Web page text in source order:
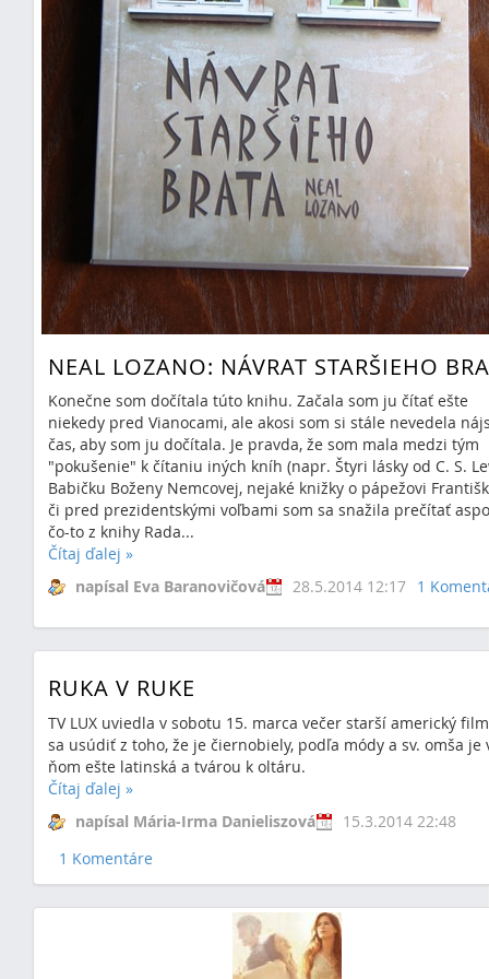
NEAL LOZANO: NÁVRAT STARŠIEHO
Konečne som dočítala túto knihu. Začala som ju čítať ešte
niekedy pred Vianocami, ale akosi som si stále nevedela
čas, aby som ju dočítala. Je pravda, že som mala medzi tým
"pokušenie" k čítaniu iných kníh (napr. Štyri lásky od C. S.
Babičku Boženy Nemcovej, nejaké knižky o pápežovi
či pred prezidentskými voľbami som sa snažila prečítať
čo-to z knihy Rada...
Čítaj ďalej »
napísal Eva Baranovičová
28.5.2014 12:17 1
RUKA V RUKE
TV LUX uviedla v sobotu 15. marca večer starší americký
sa usúdiť z toho, že je čiernobiely, podľa módy a sv. omša je
ňom ešte latinská a tvárou k oltáru.
Čítaj ďalej »
napísal Mária-Irma Danieliszová
15.3.2014 22:48
1 Komentáre